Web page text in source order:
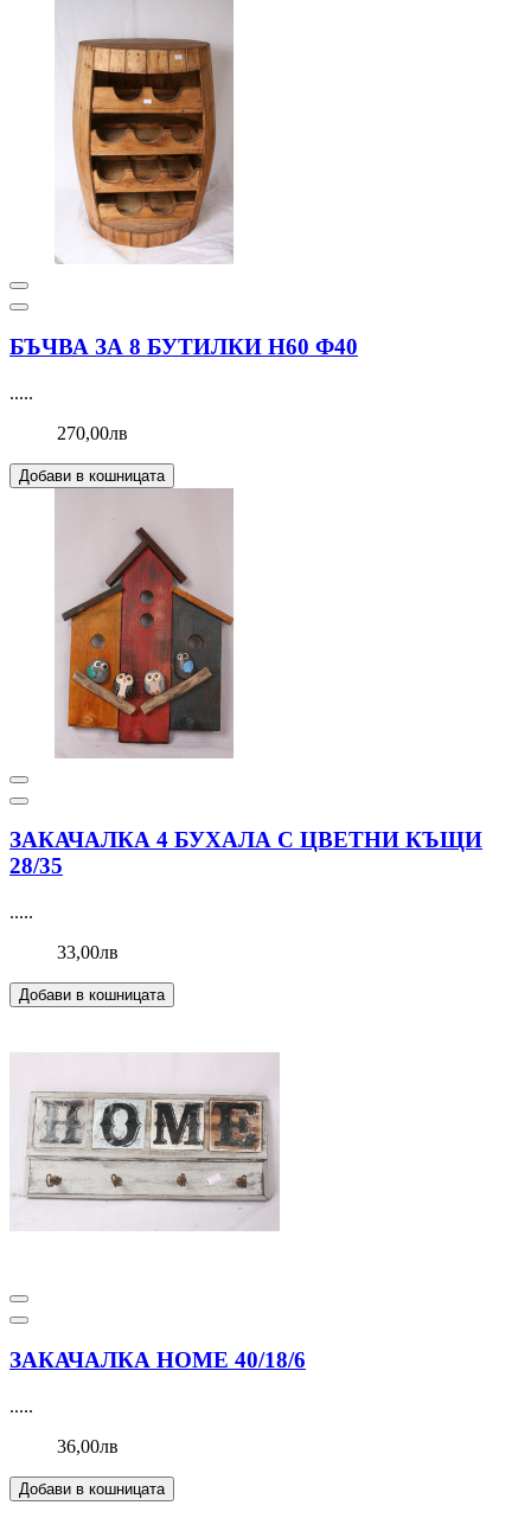
БЪЧВА ЗА 8 БУТИЛКИ Н60 Ф40
.....
270,00лв
Добави в кошницата
ЗАКАЧАЛКА 4 БУХАЛА С ЦВЕТНИ КЪЩИ
28/35
.....
33,00лв
Добави в кошницата
ЗАКАЧАЛКА HOME 40/18/6
.....
36,00лв
Добави в кошницата